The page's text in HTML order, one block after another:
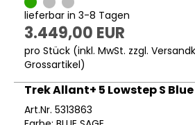
lieferbar in 3-8 Tagen
3.449,00 EUR
pro Stück (inkl. MwSt. zzgl.
Grossartikel)
Trek Allant+ 5 Lowstep S
Art.Nr. 5313863